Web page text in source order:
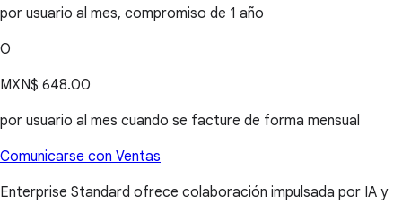
por usuario al mes, compromiso de 1 año
O
MXN$ 648.00
por usuario al mes cuando se facture de forma mensual
Comunicarse con Ventas
Enterprise Standard ofrece colaboración impulsada por IA y